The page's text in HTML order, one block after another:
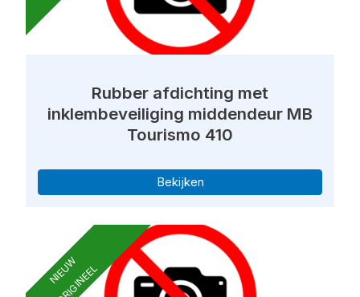
Rubber afdichting met
inklembeveiliging middendeur MB
Tourismo 410
Bekijken
NIEUW
ORIGINEEL